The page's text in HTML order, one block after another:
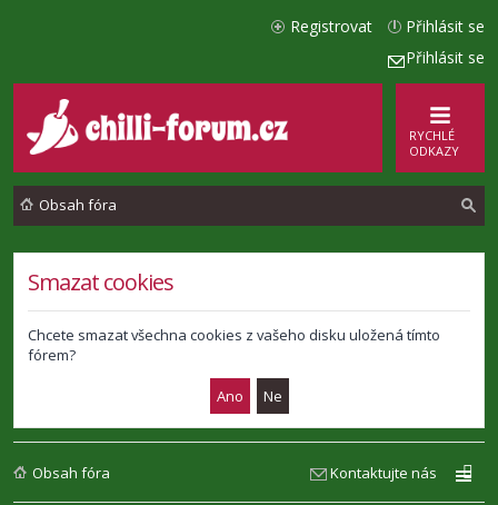
Přihlásit se
Přihlásit se
Registrovat
RYCHLÉ
ODKAZY
Obsah fóra
Smazat cookies
Chcete smazat všechna cookies z vašeho disku uložená tímto
fórem?
Obsah fóra Kontaktujte nás